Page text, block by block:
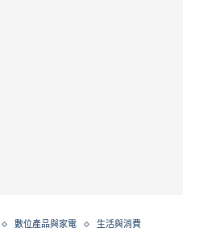
數位產品與家電 生活與消費